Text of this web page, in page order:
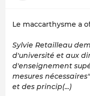
Le maccarthysme a
Sylvie Retailleau
d'université et aux
d'enseignement
mesures
et des princip(...)